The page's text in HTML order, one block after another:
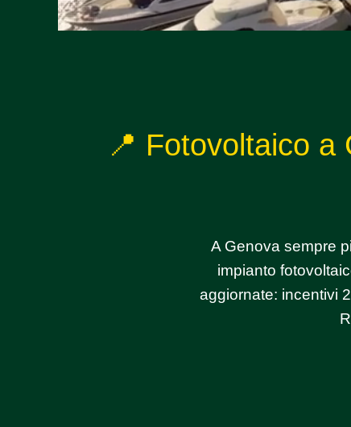
📍 Fotovoltaico a
A Genova sempre
impianto
aggiornate: incentivi